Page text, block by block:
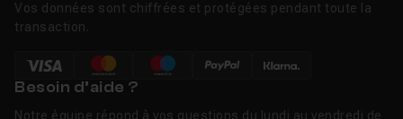
Vos données sont chiffrées et protégées pendant toute la
transaction.
Besoin d’aide ?
Notre équipe répond à vos questions du lundi au vendredi de